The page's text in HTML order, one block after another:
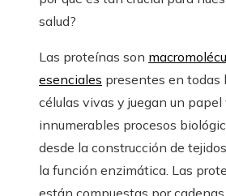
salud?
Las proteínas son
esenciales presentes en todas
células vivas y juegan un
innumerables procesos
desde la construcción de
la función enzimática. Las